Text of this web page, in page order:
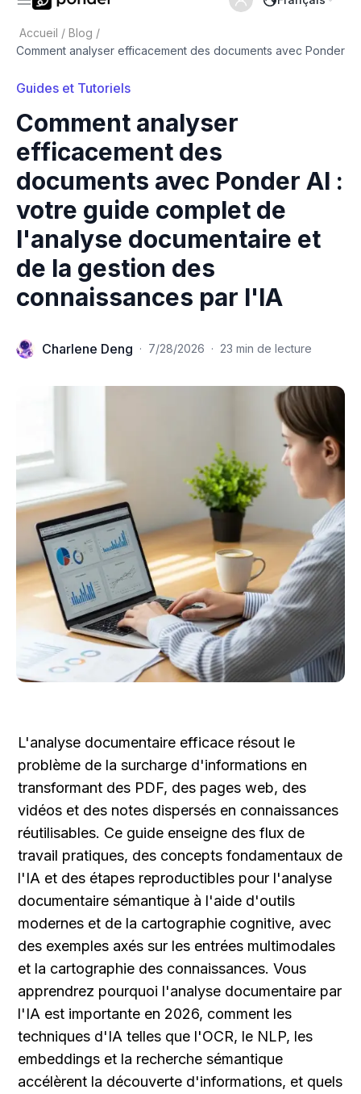
Accueil / Blog /
Comment analyser efficacement des documents avec Ponder
Guides et Tutoriels
Comment analyser
efficacement des
documents avec Ponder AI :
votre guide complet de
l'analyse documentaire et
de la gestion des
connaissances par l'IA
Charlene Deng · 7/28/2026 · 23 min de lecture
L'analyse documentaire efficace résout le
problème de la surcharge d'informations en
transformant des PDF, des pages web, des
vidéos et des notes dispersés en connaissances
réutilisables. Ce guide enseigne des flux de
travail pratiques, des concepts fondamentaux de
l'IA et des étapes reproductibles pour l'analyse
documentaire sémantique à l'aide d'outils
modernes et de la cartographie cognitive, avec
des exemples axés sur les entrées multimodales
et la cartographie des connaissances. Vous
apprendrez pourquoi l'analyse documentaire par
l'IA est importante en 2026, comment les
techniques d'IA telles que l'OCR, le NLP, les
embeddings et la recherche sémantique
accélèrent la découverte d'informations, et quels